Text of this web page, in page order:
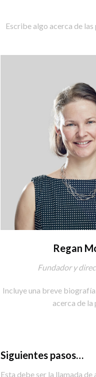
Escribe algo acerca de
Regan
Fundador y
Incluye una breve
acerca de la
Siguientes pasos…
Esta debe ser la llamada